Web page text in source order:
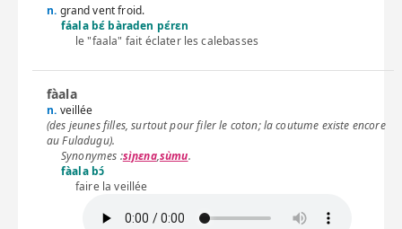
n. grand vent froid.
fáala bɛ́ bàraden pɛ́rɛn
le "faala" fait éclater les calebasses
fàala
n. veillée
(des jeunes filles, surtout pour filer le coton; la coutume existe encore
au Fuladugu).
sìɲɛna,sùmu.
fàala bɔ́
faire la veillée